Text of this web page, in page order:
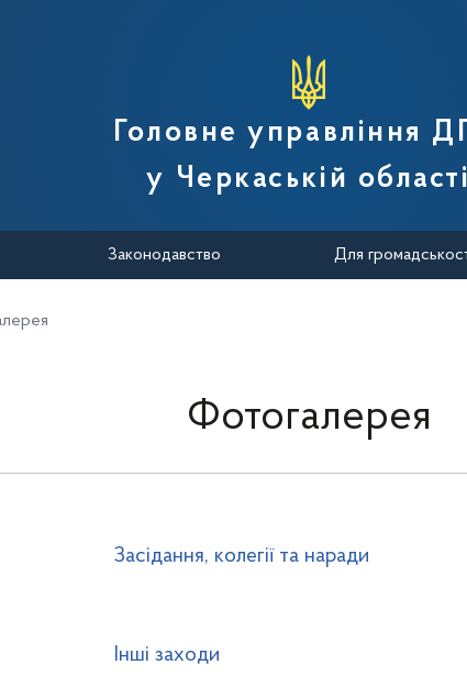
податкової служби
Головне управління
у Черкаській області
Законодавство Для
Фотогалерея
Засідання, колегії та наради
Інші заходи